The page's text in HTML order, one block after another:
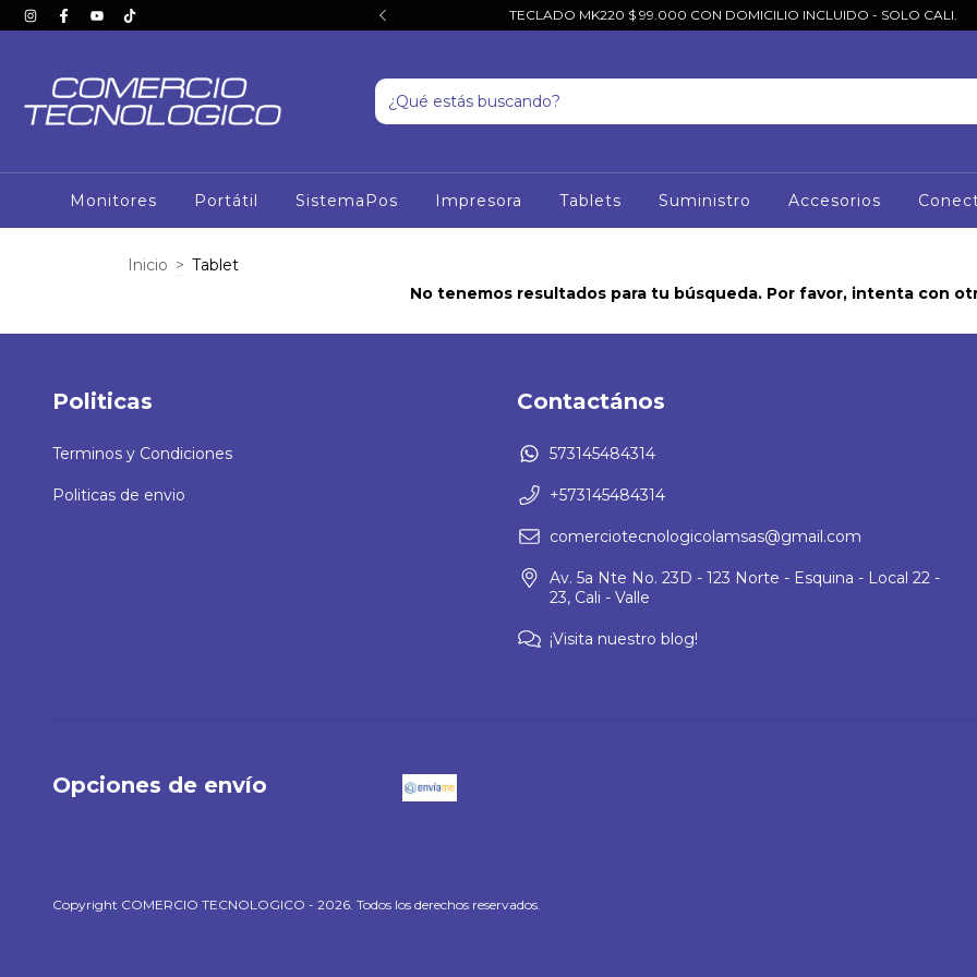
FULL- COLOR PAN TILT TIPO DOMO (4MM) TECLADO MK220 $ 99.000 CON DOMICILIO INCLUIDO - SOLO CALI.
Monitores Portátil SistemaPos Impresora Tablets Suministro Accesorios
Inicio > Tablet
No tenemos resultados para tu búsqueda. Por favor, intenta con
Politicas
Terminos y Condiciones
Politicas de envio
Contactános
573145484314
+573145484314
comerciotecnologicolamsas@gmail.com
Av. 5a Nte No. 23D - 123 Norte - Esquina - Local 22 -
23, Cali - Valle
¡Visita nuestro blog!
Opciones de envío
Copyright COMERCIO TECNOLOGICO - 2026. Todos los derechos reservados.